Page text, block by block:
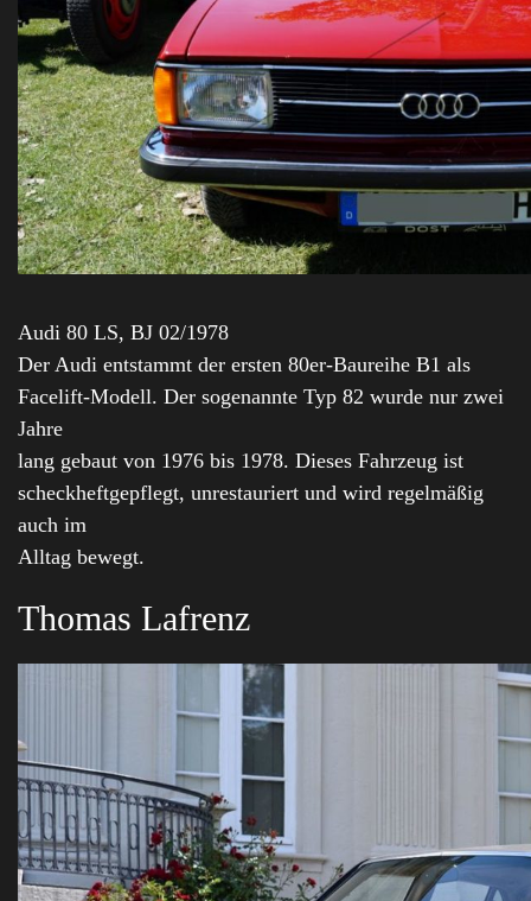
Audi 80 LS, BJ 02/1978
Der Audi entstammt der ersten 80er-Baureihe B1 als
Facelift-Modell. Der sogenannte Typ 82 wurde nur zwei
Jahre
lang gebaut von 1976 bis 1978. Dieses Fahrzeug ist
scheckheftgepflegt, unrestauriert und wird regelmäßig
auch im
Alltag bewegt.
Thomas Lafrenz